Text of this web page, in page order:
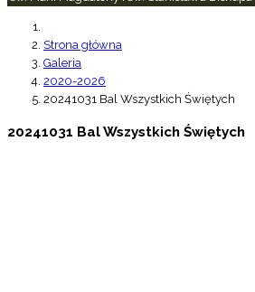
Strona główna
Galeria
2020-2026
20241031 Bal Wszystkich Świętych
20241031 Bal Wszystkich Świętych